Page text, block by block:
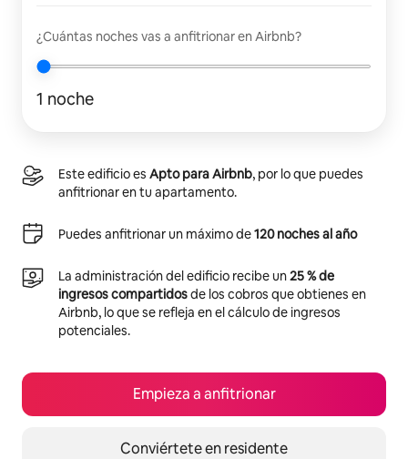
¿Cuántas noches vas a anfitrionar en Airbnb?
1 noche
Este edificio es Apto para Airbnb, por lo que puedes
anfitrionar en tu apartamento.
Puedes anfitrionar un máximo de120 noches al año
La administración del edificio recibe un25 % de
ingresos compartidosde los cobros que obtienes en
Airbnb, lo que se refleja en el cálculo de ingresos
potenciales.
Empieza a anfitrionar
Conviértete en residente